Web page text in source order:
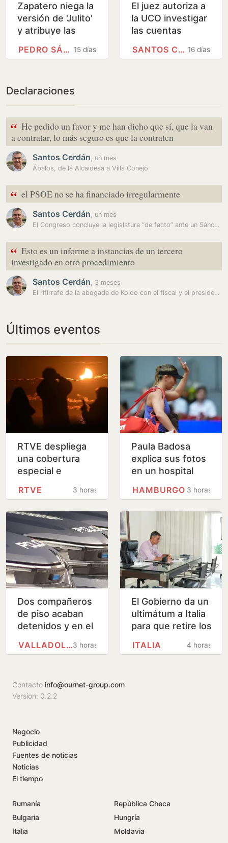
Zapatero niega la
versión de 'Julito'
y atribuye las
joyas a una
«cortesía» sin15 días
PEDRO SÁNCHEZ
El juez autoriza a
la UCO investigar
las cuentas
Santos Cerdán y
16 días
SANTOS CERDÁN
Declaraciones
“ He pedido un favor y me han dicho que sí, que la van
a contratar, lo más seguro es que la contraten
Santos Cerdán, un mes
Ábalos, de la Alcaidesa a Villa Conejo
“ el PSOE no se ha financiado irregularmente
Santos Cerdán, un mes
El Congreso concluye la legislatura “de facto” ante un Sánchez solo y…
“ Esto es un informe a instancias de un tercero
investigado en otro procedimiento
Santos Cerdán, 3 meses
El rifirrafe de la abogada de Koldo con el fiscal y el presidente del…
Últimos eventos
RTVE despliega
una cobertura
especial e
seguir el eclipse
agosto
3 horas
RTVE
Paula Badosa
explica sus fotos
en un hospital
3 horas
HAMBURGO
Dos compañeros
de piso acaban
detenidos y en el
agredirse con3 horas
VALLADOLID
El Gobierno da un
ultimátum a Italia
para que retire los
frontera a los4 horas
ITALIA
Contacto info@ournet-group.com
Version: 0.2.2
Negocio
Publicidad
Fuentes de noticias
Noticias
El tiempo
Rumanía
República Checa
Bulgaria
Hungría
Italia
Moldavia